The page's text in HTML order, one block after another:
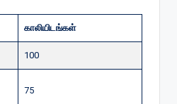
காலியிடங்கள்
100
75